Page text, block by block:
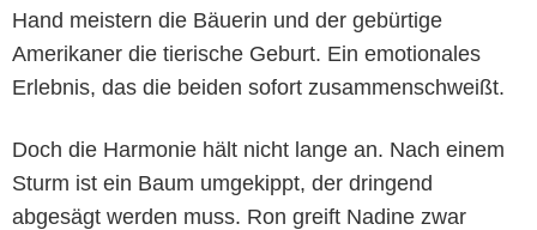
Hand meistern die Bäuerin und der gebürtige
Amerikaner die tierische Geburt. Ein emotionales
Erlebnis, das die beiden sofort zusammenschweißt.
Doch die Harmonie hält nicht lange an. Nach einem
Sturm ist ein Baum umgekippt, der dringend
abgesägt werden muss. Ron greift Nadine zwar